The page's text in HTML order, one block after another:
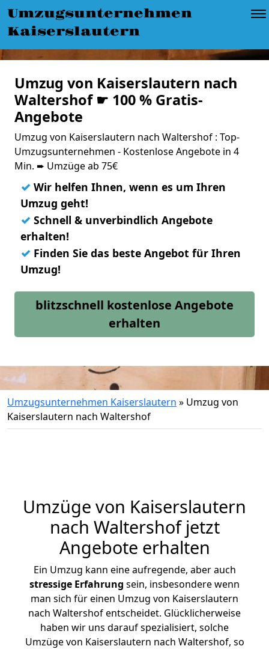
Umzugsunternehmen
Kaiserslautern
Umzug von Kaiserslautern nach
Waltershof ☛ 100 % Gratis-
Angebote
Umzug von Kaiserslautern nach Waltershof : Top-
Umzugsunternehmen - Kostenlose Angebote in 4
Min. ➨ Umzüge ab 75€
✓ Wir helfen Ihnen, wenn es um Ihren
Umzug geht!
✓ Schnell & unverbindlich Angebote
erhalten!
✓ Finden Sie das beste Angebot für Ihren
Umzug!
blitzschnell kostenlose Angebote
erhalten
Umzugsunternehmen Kaiserslautern » Umzug von
Kaiserslautern nach Waltershof
Umzüge von Kaiserslautern
nach Waltershof jetzt
Angebote erhalten
Ein Umzug kann eine aufregende, aber auch
stressige Erfahrung sein, insbesondere wenn
man sich für einen Umzug von Kaiserslautern
nach Waltershof entscheidet. Glücklicherweise
haben wir uns darauf spezialisiert, solche
Umzüge von Kaiserslautern nach Waltershof, so